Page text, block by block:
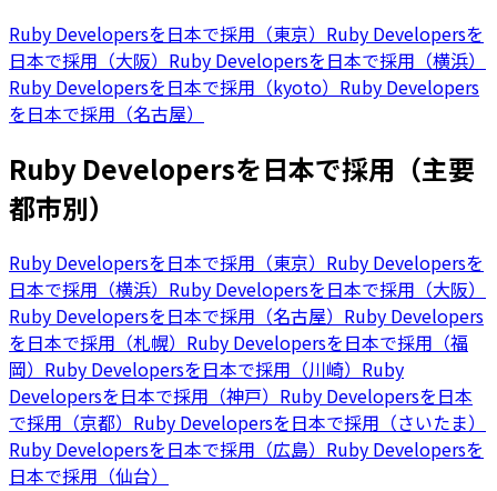
Ruby Developersを日本で採用（東京） Ruby Developersを
日本で採用（大阪） Ruby Developersを日本で採用（横浜）
Ruby Developersを日本で採用（kyoto） Ruby Developers
を日本で採用（名古屋）
Ruby Developersを日本で採用（主要
都市別）
Ruby Developersを日本で採用（東京） Ruby Developersを
日本で採用（横浜） Ruby Developersを日本で採用（大阪）
Ruby Developersを日本で採用（名古屋） Ruby Developers
を日本で採用（札幌） Ruby Developersを日本で採用（福
岡） Ruby Developersを日本で採用（川崎） Ruby
Developersを日本で採用（神戸） Ruby Developersを日本
で採用（京都） Ruby Developersを日本で採用（さいたま）
Ruby Developersを日本で採用（広島） Ruby Developersを
日本で採用（仙台）